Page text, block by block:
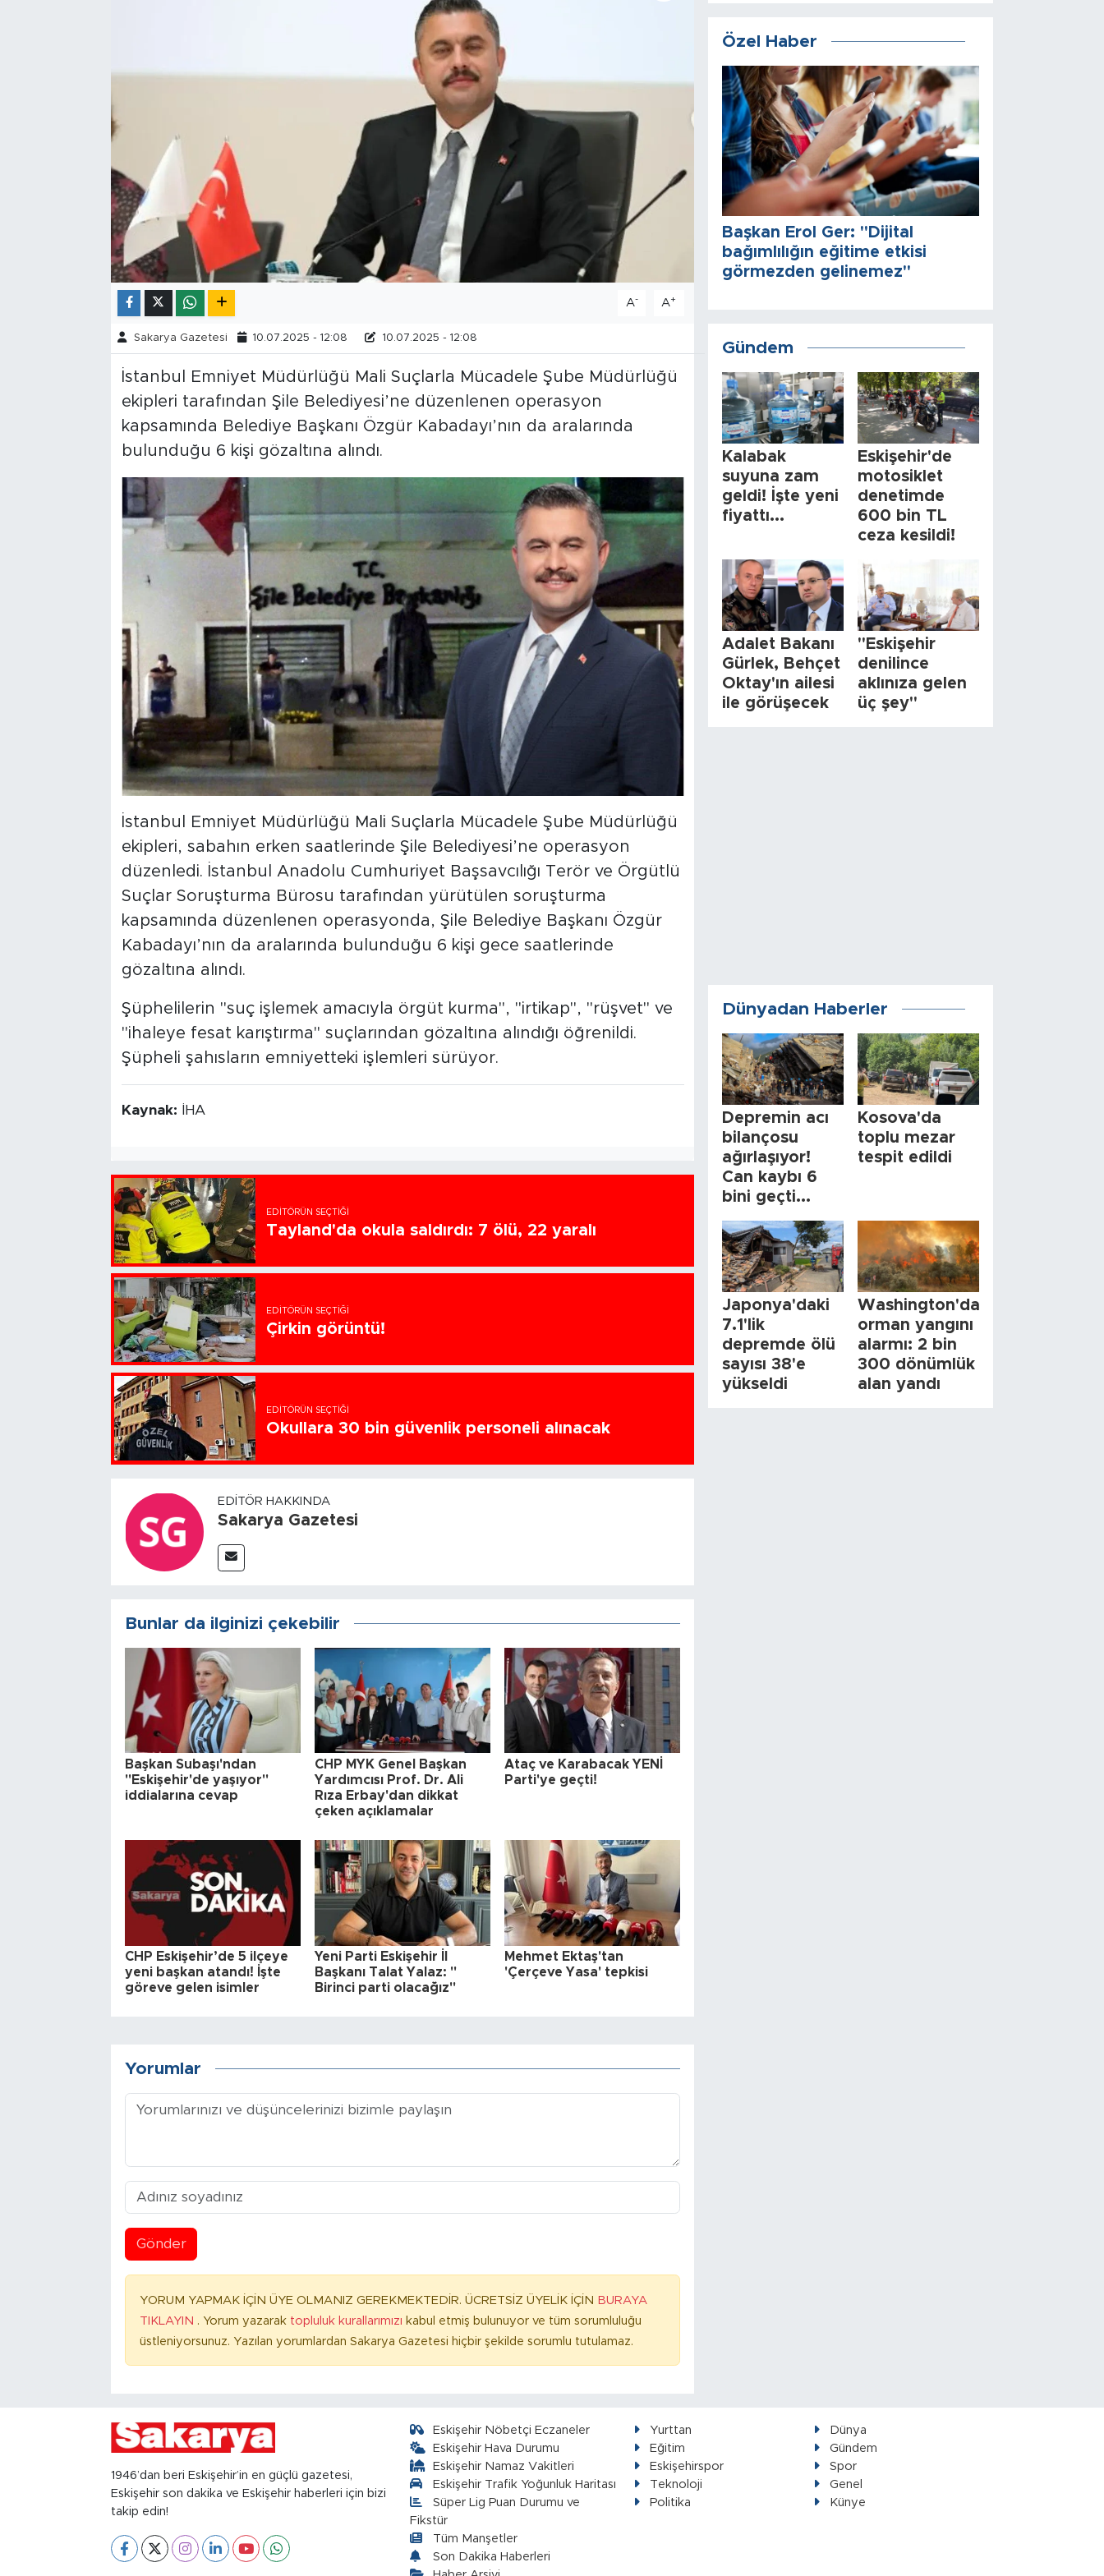
A- A+
Sakarya Gazetesi 10.07.2025 - 12:08 10.07.2025 - 12:08
İstanbul Emniyet Müdürlüğü Mali Suçlarla Mücadele Şube Müdürlüğü
ekipleri tarafından Şile Belediyesi’ne düzenlenen operasyon
kapsamında Belediye Başkanı Özgür Kabadayı’nın da aralarında
bulunduğu 6 kişi gözaltına alındı.
İstanbul Emniyet Müdürlüğü Mali Suçlarla Mücadele Şube Müdürlüğü
ekipleri, sabahın erken saatlerinde Şile Belediyesi’ne operasyon
düzenledi. İstanbul Anadolu Cumhuriyet Başsavcılığı Terör ve Örgütlü
Suçlar Soruşturma Bürosu tarafından yürütülen soruşturma
kapsamında düzenlenen operasyonda, Şile Belediye Başkanı Özgür
Kabadayı’nın da aralarında bulunduğu 6 kişi gece saatlerinde
gözaltına alındı.
Şüphelilerin "suç işlemek amacıyla örgüt kurma", "irtikap", "rüşvet" ve
"ihaleye fesat karıştırma" suçlarından gözaltına alındığı öğrenildi.
Şüpheli şahısların emniyetteki işlemleri sürüyor.
Kaynak: İHA
EDITÖRÜN SEÇTIĞI
Tayland'da okula saldırdı: 7 ölü, 22 yaralı
EDITÖRÜN SEÇTIĞI
Çirkin görüntü!
EDITÖRÜN SEÇTIĞI
Okullara 30 bin güvenlik personeli alınacak
EDITÖR HAKKINDA
Sakarya Gazetesi
Bunlar da ilginizi çekebilir
Başkan Subaşı'ndan
"Eskişehir'de yaşıyor"
iddialarına cevap
CHP MYK Genel Başkan
Yardımcısı Prof. Dr. Ali
Rıza Erbay'dan dikkat
çeken açıklamalar
Ataç ve Karabacak YENİ
Parti'ye geçti!
CHP Eskişehir’de 5 ilçeye
yeni başkan atandı! İşte
göreve gelen isimler
Yeni Parti Eskişehir İl
Başkanı Talat Yalaz: "
Birinci parti olacağız"
Mehmet Ektaş'tan
'Çerçeve Yasa' tepkisi
Yorumlar
Gönder
YORUM YAPMAK İÇİN ÜYE OLMANIZ GEREKMEKTEDİR. ÜCRETSİZ ÜYELİK İÇİN BURAYA
TIKLAYIN . Yorum yazarak topluluk kurallarımızı kabul etmiş bulunuyor ve tüm sorumluluğu
üstleniyorsunuz. Yazılan yorumlardan Sakarya Gazetesi hiçbir şekilde sorumlu tutulamaz.
Özel Haber
Başkan Erol Ger: "Dijital
bağımlılığın eğitime etkisi
görmezden gelinemez"
Gündem
Kalabak
suyuna zam
geldi! İşte yeni
fiyattı...
Eskişehir'de
motosiklet
denetimde
600 bin TL
ceza kesildi!
Adalet Bakanı
Gürlek, Behçet
Oktay'ın ailesi
ile görüşecek
"Eskişehir
denilince
aklınıza gelen
üç şey"
Dünyadan Haberler
Depremin acı
bilançosu
ağırlaşıyor!
Can kaybı 6
bini geçti...
Kosova'da
toplu mezar
tespit edildi
Japonya'daki
7.1'lik
depremde ölü
sayısı 38'e
yükseldi
Washington'da
orman yangını
alarmı: 2 bin
300 dönümlük
alan yandı
1946’dan beri Eskişehir’in en güçlü gazetesi,
Eskişehir son dakika ve Eskişehir haberleri için bizi
takip edin!
Eskişehir Nöbetçi Eczaneler
Eskişehir Hava Durumu
Eskişehir Namaz Vakitleri
Eskişehir Trafik Yoğunluk Haritası
Süper Lig Puan Durumu ve
Fikstür
Tüm Manşetler
Son Dakika Haberleri
Yurttan
Dünya
Eğitim
Gündem
Eskişehirspor
Spor
Teknoloji
Genel
Politika
Künye
Resmi İlanlar
Teknoloji